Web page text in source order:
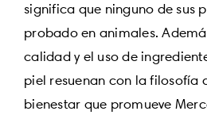
significa que ninguno de sus
probado en animales.
calidad y el uso de
piel resuenan con la filosofía
bienestar que promueve